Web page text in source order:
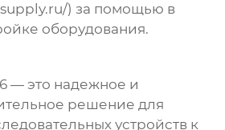
) за помощью в
оборудования.
— это надежное и
решение для
устройств к